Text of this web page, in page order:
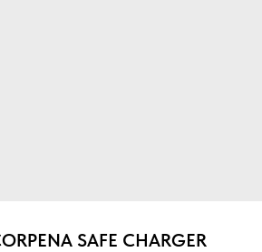
SAFE CHARGER